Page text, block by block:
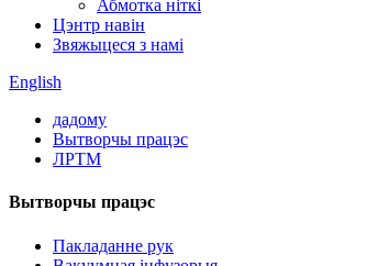
Абмотка ніткі
Цэнтр навін
Звяжыцеся з намі
English
дадому
Вытворчы працэс
ЛРТМ
Вытворчы працэс
Пакладанне рук